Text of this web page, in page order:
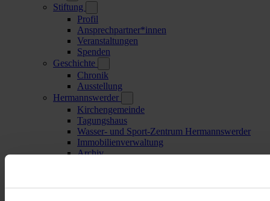
Stiftung
Profil
Ansprechpartner*innen
Veranstaltungen
Spenden
Geschichte
Chronik
Ausstellung
Hermannswerder
Kirchengemeinde
Tagungshaus
Wasser- und Sport-Zentrum Hermannswerder
Immobilienverwaltung
Archiv